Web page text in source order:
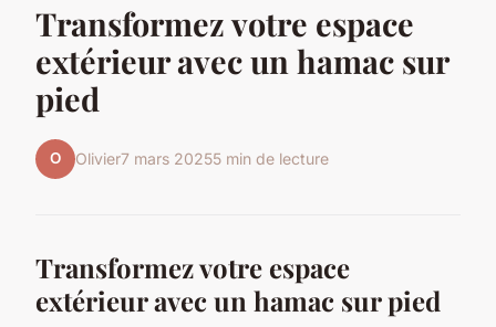
Transformez votre espace
extérieur avec un hamac sur
pied
O Olivier7 mars 20255 min de lecture
Transformez votre espace
extérieur avec un hamac sur pied